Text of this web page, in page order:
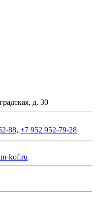
д. 30
88, +7 952 952-79-28
kof.ru